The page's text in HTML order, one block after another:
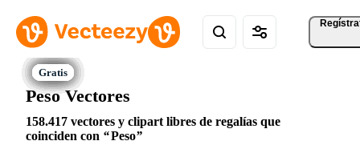
Peso Vectores
158.417 vectores y clipart libres de regalías que
coinciden con
Peso